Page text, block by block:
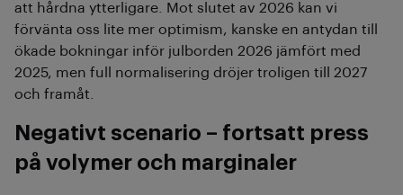
att hårdna ytterligare. Mot slutet av 2026 kan vi
förvänta oss lite mer optimism, kanske en antydan till
ökade bokningar inför julborden 2026 jämfört med
2025, men full normalisering dröjer troligen till 2027
och framåt.
Negativt scenario – fortsatt press
på volymer och marginaler